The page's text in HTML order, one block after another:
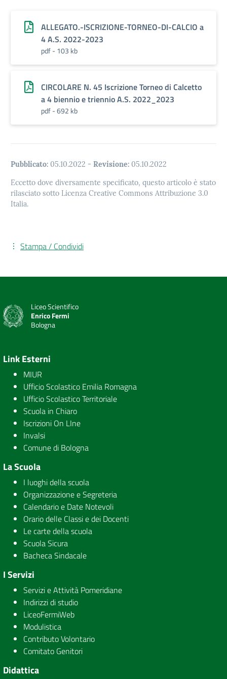
ALLEGATO.-ISCRIZIONE-TORNEO-DI-CALCIO a
4 A.S. 2022-2023
pdf - 103 kb
CIRCOLARE N. 45 Iscrizione Torneo di Calcetto
a 4 biennio e triennio A.S. 2022_2023
pdf - 692 kb
Pubblicato: 05.10.2022 - Revisione: 05.10.2022
Eccetto dove diversamente specificato, questo articolo è stato
rilasciato sotto Licenza Creative Commons Attribuzione 3.0
Italia.
Stampa / Condividi
Liceo Scientifico
Enrico Fermi
Bologna
Link Esterni
MIUR
Ufficio Scolastico Emilia Romagna
Ufficio Scolastico Territoriale
Scuola in Chiaro
Iscrizioni On LIne
Invalsi
Comune di Bologna
La Scuola
I luoghi della scuola
Organizzazione e Segreteria
Calendario e Date Notevoli
Orario delle Classi e dei Docenti
Le carte della scuola
Scuola Sicura
Bacheca Sindacale
I Servizi
Servizi e Attività Pomeridiane
Indirizzi di studio
LiceoFermiWeb
Modulistica
Contributo Volontario
Comitato Genitori
Didattica